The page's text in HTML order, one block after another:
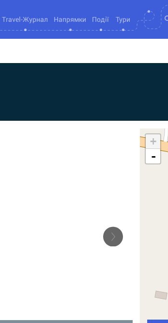
Travel-Журнал Напрямки Події Тури
+
-